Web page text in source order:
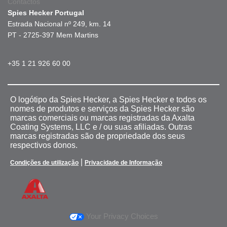
Spies Hecker Portugal
Estrada Nacional nº 249, km. 14
PT - 2725-397 Mem Martins
+35 1 21 926 60 00
O logótipo da Spies Hecker, a Spies Hecker e todos os
nomes de produtos e serviços da Spies Hecker são
marcas comerciais ou marcas registradas da Axalta
Coating Systems, LLC e / ou suas afiliadas. Outras
marcas registradas são de propriedade dos seus
respectivos donos.
Condições de utilização Privacidade de Informação
Your Privacy Choices